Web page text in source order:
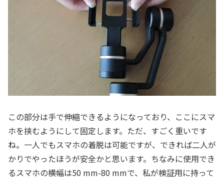
この部分は手で伸縮できるようになっており、ここにスマ
ホを挟むようにして固定します。ただ、すごく重いです
ね。一人でもスマホの着脱は可能ですが、できれば二人が
かりでやったほうが安全かと思います。ちなみに使用でき
るスマホの横幅は50 mm-80 mmで、私が検証用に持って